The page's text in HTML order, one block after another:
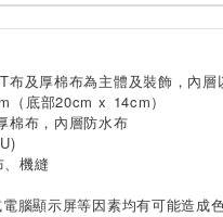
布及厚棉布為主體及裝飾，內層
（底部20cm x 14cm）
棉布，內層防水布
機縫
腦顯示屏等因素均有可能造成